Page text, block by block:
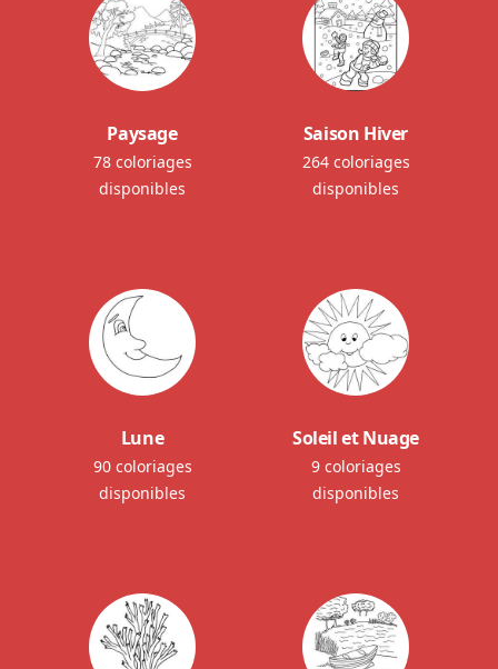
Paysage
78 coloriages
disponibles
Saison Hiver
264 coloriages
disponibles
Lune
90 coloriages
disponibles
Soleil et Nuage
9 coloriages
disponibles